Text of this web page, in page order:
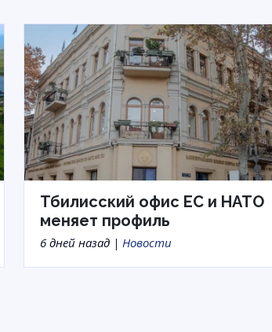
Тбилисский офис ЕС и НАТО
меняет профиль
6 дней назад | Новости